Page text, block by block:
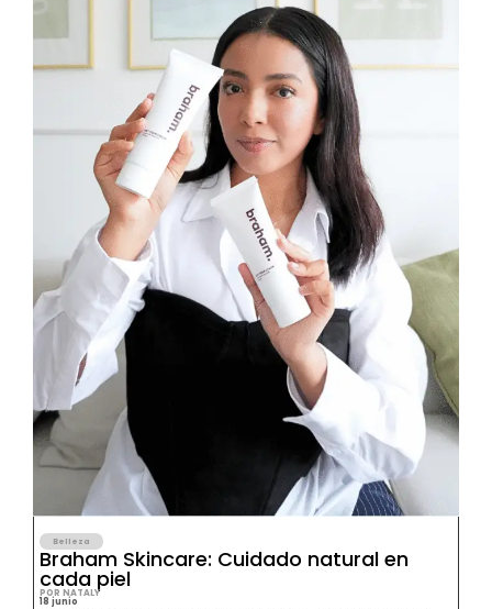
Belleza
Braham Skincare: Cuidado natural en
cada piel
POR NATALY
18 junio